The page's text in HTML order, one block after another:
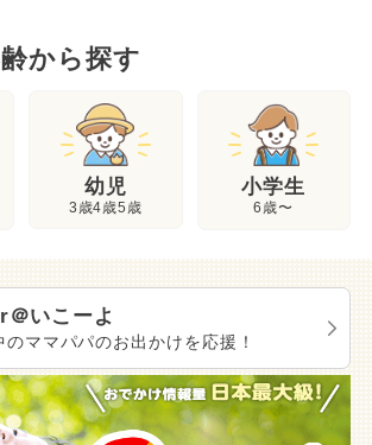
から探す
幼児
3歳4歳5歳
小学生
6歳〜
いこーよ
のママパパのお出かけを応援！